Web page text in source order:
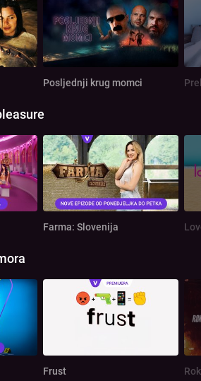
Posljednji krug momci
Farma: Slovenija
Frust